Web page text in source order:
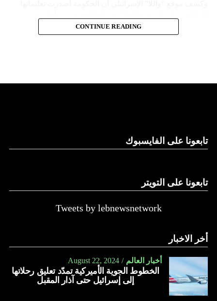
موقف إسرائيل في محادثات الهدنة.
ووسط هذا المشهد، يأتي وصول وزير الخارجية الأميركي أنتوني
بلينكن إلى إسرائيل في جولة هي العاشرة له للمنطقة منذ السابع
زيارة تأتي في إطار الجهود الدبلوماسية المكثفة التي تبذلها
واشنطن للدفع بالمفاوضات والتوصل إلى اتفاق لوقف لإطلاق
الضغوط يجب أن تتوجه إلى حماس، وليس على حكومته.
كما وقال بيان من مكتب نتنياهو إنه مصر على بقاء القوات
الإسرائيلية في محور فيلادلفيا “لمنع الإرهابيين من إعادة
التسلح”.
CONTINUE READING
تابعونا على الفايسبوك
تابعونا على التويتر
Tweets by lebnewsnetwork
أخر الاخبار
أخبار العالم August 22, 2024
الخطوط الجوية الأميركية تمدّد تعليق رحلاتها
إلى إسرائيل حتى آذار المقبل